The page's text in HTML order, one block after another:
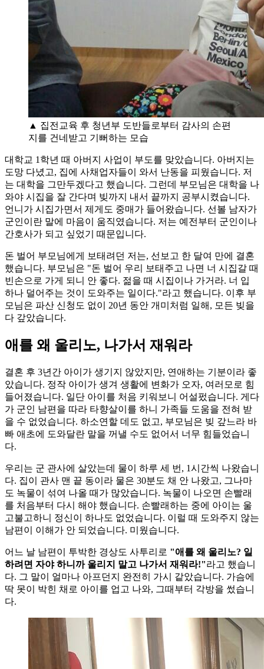
▲ 집전교육 후 청년부 도반들로부터 감사의 손편
지를 건네받고 기뻐하는 모습
대학교 1학년 때 아버지 사업이 부도를 맞았습니다. 아버지는
도망 다녔고, 집에 사채업자들이 와서 난동을 피웠습니다. 저
는 대학을 그만두겠다고 했습니다. 그런데 부모님은 대학을 나
와야 시집을 잘 간다며 빚까지 내서 끝까지 공부시켰습니다.
언니가 시집가면서 제게도 중매가 들어왔습니다. 선볼 남자가
군인이란 말에 마음이 움직였습니다. 저는 예전부터 군인이나
간호사가 되고 싶었기 때문입니다.
돈 벌어 부모님에게 보태려던 저는, 선보고 한 달여 만에 결혼
했습니다. 부모님은 "돈 벌어 우리 보태주고 나면 너 시집갈 때
빈손으로 가게 되니 안 좋다. 젊을 때 시집이나 가거라. 너 입
하나 덜어주는 것이 도와주는 일이다."라고 했습니다. 이후 부
모님은 파산 신청도 없이 20년 동안 개미처럼 일해, 모든 빚을
다 갚았습니다.
애를 왜 울리노, 나가서 재워라
결혼 후 3년간 아이가 생기지 않았지만, 연애하는 기분이라 좋
았습니다. 정작 아이가 생겨 생활에 변화가 오자, 여러모로 힘
들어졌습니다. 일단 아이를 처음 키워보니 어설펐습니다. 게다
가 군인 남편을 따라 타향살이를 하니 가족들 도움을 전혀 받
을 수 없었습니다. 하소연할 데도 없고, 부모님은 빚 갚느라 바
빠 애초에 도와달란 말을 꺼낼 수도 없어서 너무 힘들었습니
다.
우리는 군 관사에 살았는데 물이 하루 세 번, 1시간씩 나왔습니
다. 집이 관사 맨 끝 동이라 물은 30분도 채 안 나왔고, 그나마
도 녹물이 섞여 나올 때가 많았습니다. 녹물이 나오면 손빨래
를 처음부터 다시 해야 했습니다. 손빨래하는 중에 아이는 울
고불고하니 정신이 하나도 없었습니다. 이럴 때 도와주지 않는
남편이 이해가 안 되었습니다. 미웠습니다.
어느 날 남편이 투박한 경상도 사투리로 "애를 왜 울리노? 일
하려면 자야 하니까 울리지 말고 나가서 재워라!"라고 했습니
다. 그 말이 얼마나 아프던지 완전히 가시 같았습니다. 가슴에
딱 못이 박힌 채로 아이를 업고 나와, 그때부터 각방을 썼습니
다.